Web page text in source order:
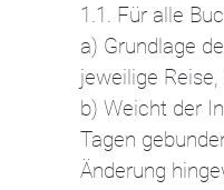
1.1. Für alle
a) Grundlage
jeweilige
b) Weicht der
Tagen
Änderung